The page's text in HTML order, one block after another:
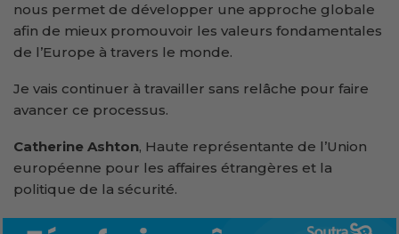
nous permet de développer une approche globale
afin de mieux promouvoir les valeurs fondamentales
de l’Europe à travers le monde.
Je vais continuer à travailler sans relâche pour faire
avancer ce processus.
Catherine Ashton, Haute représentante de l’Union
européenne pour les affaires étrangères et la
politique de la sécurité.